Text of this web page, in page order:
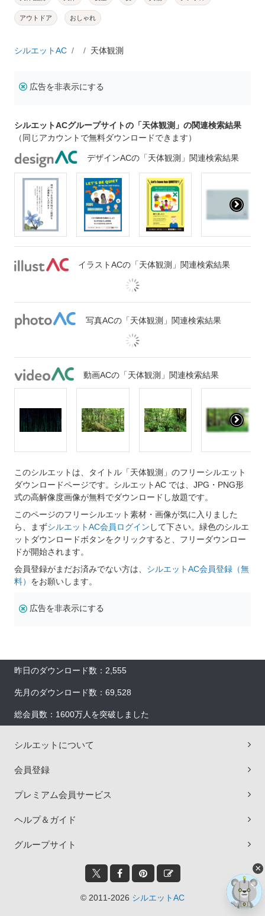
アウトドア おしゃれ
シルエットAC 天体観測
広告を非表示にする
シルエットACグループサイトの「天体観測」の関連検索結果
（同じアカウントで無料ダウンロードできます）
デザインACの「天体観測」関連検索結果
イラストACの「天体観測」関連検索結果
写真ACの「天体観測」関連検索結果
動画ACの「天体観測」関連検索結果
このシルエットは、タイトル「天体観測」のフリーシルエット
ダウンロードページです。シルエットAC では、JPG・PNG形
式の高解像度画像が無料でダウンロードし放題です。
このページのフリーシルエット素材・画像が気に入りました
ら、まずシルエットAC会員ログイン して下さい。緑色のシルエ
ットダウンロードボタンをクリックすると、フリーダウンロー
ドが開始されます。
会員登録がまだお済みでない方は、 シルエットAC会員登録（無
料） をお願いします。
広告を非表示にする
昨日のダウンロード数：2,555
先月のダウンロード数：69,528
総会員数：1600万人を突破しました
シルエットについて
会員登録
プレミアム会員サービス
ヘルプ＆ガイド
グループサイト
© 2011-2026 シルエットAC
×